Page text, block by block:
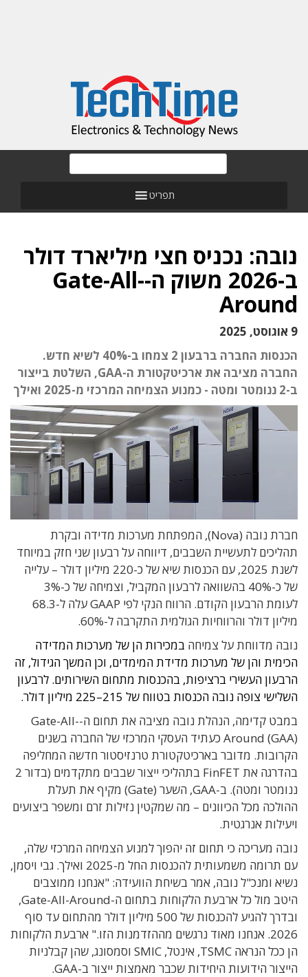
תפריט
נובה: נכניס חצי מיליארד דולר
ב-2026 משוק ה-Gate-All-
Around
9 אוגוסט, 2025
הכנסות החברה ברבעון 2 צמחו ב-40% לשיא חדש.
החברה מציבה את ארכיטקטורת ה-GAA, השלטת בייצור
ב-2 ננומטר ומטה - כמנוע הצמיחה המרכזי מ-2025 ואילך
חברת נובה (Nova), המפתחת מערכות מדידה ובקרת
תהליכים לתעשיית השבבים, דיווחה על רבעון שני חזק במיוחד
לשנת 2025, עם הכנסות שיא של כ-220 מיליון דולר – עלייה
של כ-40% בהשוואה לרבעון המקביל, וצמיחה של כ-3%
לעומת הרבעון הקודם. הרווח הנקי לפי GAAP עלה ל-68.3
מיליון דולר והרווחיות הגולמית התקרבה ל-60%.
נובה מדווחת על צמיחה במכירות הן של מערכות המדידה
הכימית והן של מערכות מדידת המימדים, וכן המשך הגידול, זה
הרבעון העשירי ברציפות, בהכנסות מתחום השירותים. לרבעון
השלישי צופה נובה הכנסות בטווח של 215–225 מיליון דולר.
במבט קדימה, הנהלת נובה מציבה את תחום ה-Gate-All-
Around (GAA) כעתיד העסקי המרכזי של החברה בשנים
הקרובות. מדובר בארכיטקטורת טרנזיסטור חדשה המחליפה
בהדרגה את FinFET בתהליכי ייצור שבבים מתקדמים (בדור 2
ננומטר ומטה). ב-GAA, השער (Gate) מקיף את תעלת
ההולכה מכל הכיוונים – מה שמקטין נזילות זרם ומשפר ביצועים
ויעילות אנרגטית.
נובה מעריכה כי תחום זה יהפוך למנוע הצמיחה המרכזי שלה,
עם תרומה משמעותית להכנסות החל מ-2025 ואילך. גבי ויסמן,
נשיא ומנכ"ל נובה, אמר בשיחת הוועידה: "אנחנו ממוצבים
היטב מול כל ארבעת הלקוחות בתחום ה-Gate-All-Around,
ובדרך להגיע להכנסות של 500 מיליון דולר מהתחום עד סוף
2026. אנחנו מאוד נרגשים מההזדמנות הזו." ארבעת הלקוחות
הן ככל הנראה TSMC, אינטל, SMIC וסמסונג, שהן קבלניות
הייצור הידועות היחידות שכבר מאמצות ייצור ב-GAA.